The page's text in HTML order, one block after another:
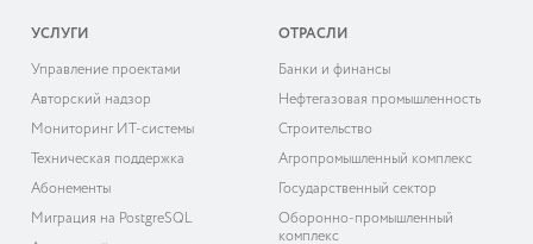
УСЛУГИ
Управление проектами
Авторский надзор
Мониторинг ИТ-системы
Техническая поддержка
Абонементы
Миграция на PostgreSQL
ОТРАСЛИ
Банки и финансы
Нефтегазовая промышленность
Строительство
Агропромышленный комплекс
Государственный сектор
Оборонно-промышленный
комплекс